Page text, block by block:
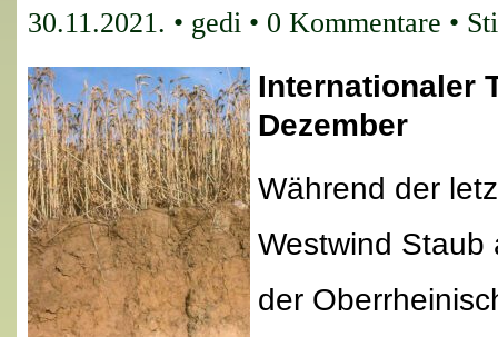
30.11.2021. • gedi • 0 Kommentare •
Internationaler
Dezember
Während der
Westwind Staub
der